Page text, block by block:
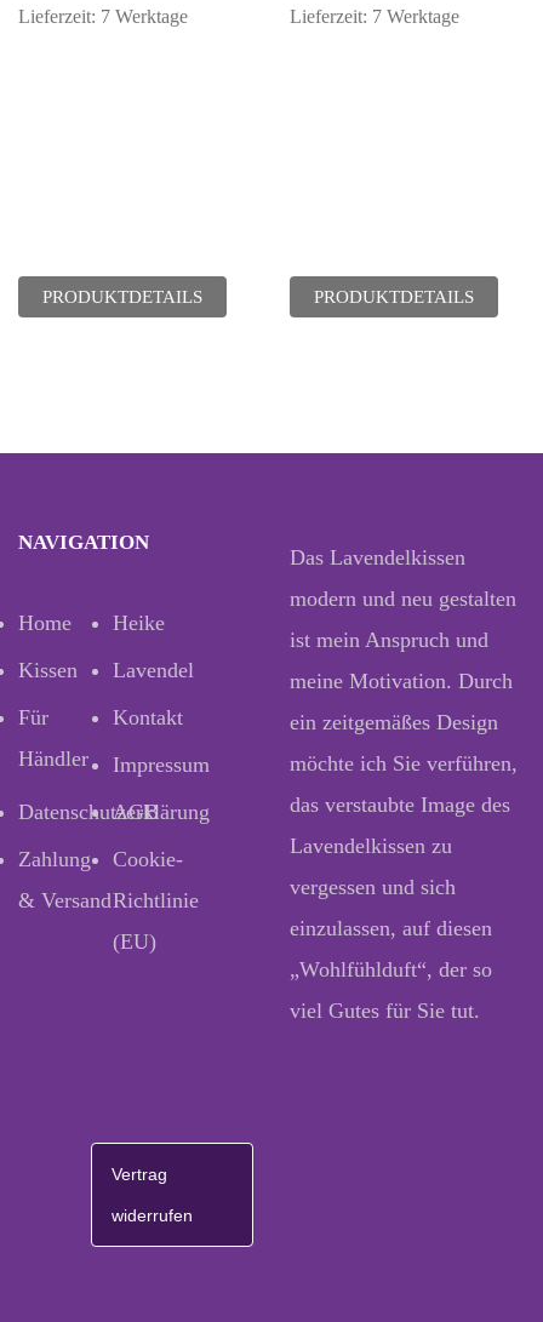
Lieferzeit: 7 Werktage
PRODUKTDETAILS
Lieferzeit: 7 Werktage
PRODUKTDETAILS
NAVIGATION
Home
Heike
Kissen
Lavendel
Für
Händler
Kontakt
Impressum
Datenschutzerklärung
AGB
Zahlung
& Versand
Cookie-
Richtlinie
(EU)
Das Lavendelkissen
modern und neu gestalten
ist mein Anspruch und
meine Motivation. Durch
ein zeitgemäßes Design
möchte ich Sie verführen,
das verstaubte Image des
Lavendelkissen zu
vergessen und sich
einzulassen, auf diesen
„Wohlfühlduft“, der so
viel Gutes für Sie tut.
Vertrag
widerrufen